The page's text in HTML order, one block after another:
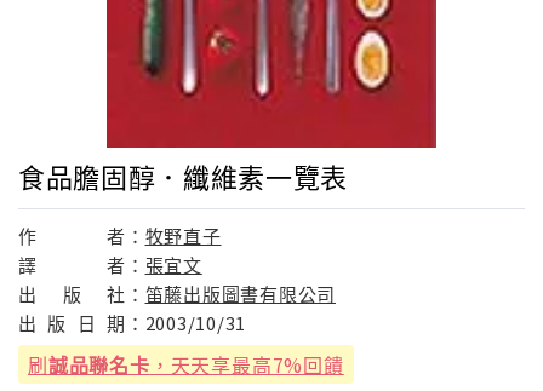
食品膽固醇．纖維素一覽表
作 者： 牧野直子
譯
者： 張宜文
出
版 社： 笛藤出版圖書有限公司
出 版 日 期： 2003/10/31
刷誠品聯名卡 ，天天享最高7%回饋